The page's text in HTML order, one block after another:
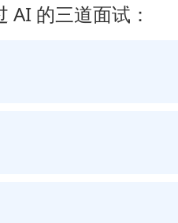
的三道面试：